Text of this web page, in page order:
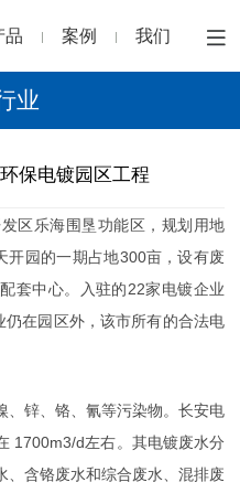
品 案例 我们
业
保电镀园区工程
区乐海围垦功能区，规划用地
开园的一期占地300亩，设有废
套中心。入驻的22家电镀企业
在园区外，该市所有的合法电
、锌、铬、氰等污染物。长安电
1700m3/d左右。其电镀废水分
、含铬废水和综合废水、混排废